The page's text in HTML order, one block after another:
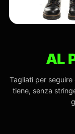
AL
Tagliati per
tiene, senza